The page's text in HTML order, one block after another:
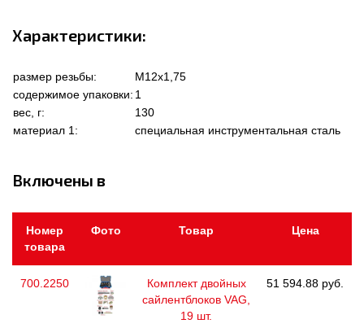
Характеристики:
размер резьбы:
M12x1,75
содержимое упаковки: 1
вес, г:
130
материал 1:
специальная инструментальная сталь
Включены в
Номер
товара
Фото Товар Цена
700.2250
Комплект двойных
сайлентблоков VAG,
19 шт.
51 594.88 руб.